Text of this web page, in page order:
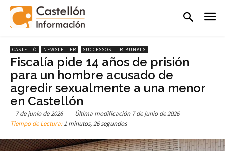
CASTELLÓ NEWSLETTER SUCCESSOS - TRIBUNALS
Fiscalía pide 14 años de prisión
para un hombre acusado de
agredir sexualmente a una menor
en Castellón
7 de junio de 2026 Última modificación 7 de junio de 2026
Tiempo de Lectura:1 minutos, 26 segundos